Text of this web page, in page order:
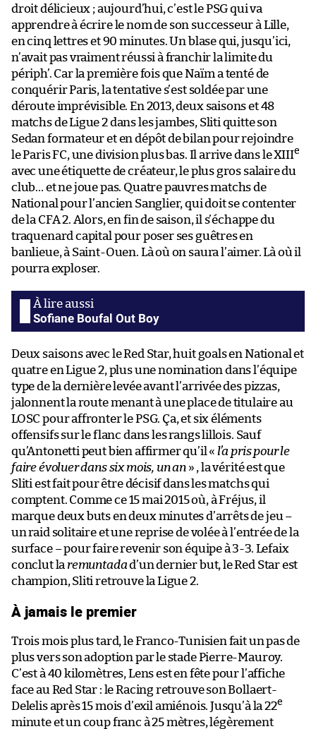
droit délicieux ; aujourd’hui, c’est le PSG qui va
apprendre à écrire le nom de son successeur à Lille,
en cinq lettres et 90 minutes. Un blase qui, jusqu’ici,
n’avait pas vraiment réussi à franchir la limite du
périph’. Car la première fois que Naïm a tenté de
conquérir Paris, la tentative s’est soldée par une
déroute imprévisible. En 2013, deux saisons et 48
matchs de Ligue 2 dans les jambes, Sliti quitte son
Sedan formateur et en dépôt de bilan pour rejoindre
le Paris FC, une division plus bas. Il arrive dans le XIIIe
avec une étiquette de créateur, le plus gros salaire du
club… et ne joue pas. Quatre pauvres matchs de
National pour l’ancien Sanglier, qui doit se contenter
de la CFA 2. Alors, en fin de saison, il s’échappe du
traquenard capital pour poser ses guêtres en
banlieue, à Saint-Ouen. Là où on saura l’aimer. Là où il
pourra exploser.
Sofiane Boufal Out Boy
Deux saisons avec le Red Star, huit goals en National et
quatre en Ligue 2, plus une nomination dans l’équipe
type de la dernière levée avant l’arrivée des pizzas,
jalonnent la route menant à une place de titulaire au
LOSC pour affronter le PSG. Ça, et six éléments
offensifs sur le flanc dans les rangs lillois. Sauf
qu’Antonetti peut bien affirmer qu’il « l’a pris pour le
faire évoluer dans six mois, un an» , la vérité est que
Sliti est fait pour être décisif dans les matchs qui
comptent. Comme ce 15 mai 2015 où, à Fréjus, il
marque deux buts en deux minutes d’arrêts de jeu –
un raid solitaire et une reprise de volée à l’entrée de la
surface – pour faire revenir son équipe à 3-3. Lefaix
conclut la remuntadad’un dernier but, le Red Star est
champion, Sliti retrouve la Ligue 2.
À jamais le premier
Trois mois plus tard, le Franco-Tunisien fait un pas de
plus vers son adoption par le stade Pierre-Mauroy.
C’est à 40 kilomètres, Lens est en fête pour l’affiche
face au Red Star : le Racing retrouve son Bollaert-
Delelis après 15 mois d’exil amiénois. Jusqu’à la 22e
minute et un coup franc à 25 mètres, légèrement